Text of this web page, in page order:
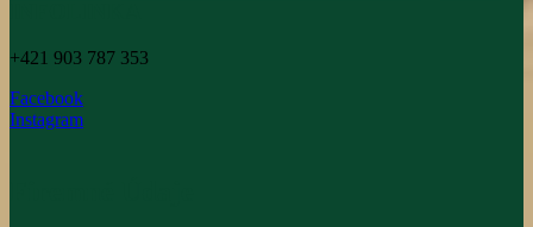
+421 903 787 353
Facebook
Instagram